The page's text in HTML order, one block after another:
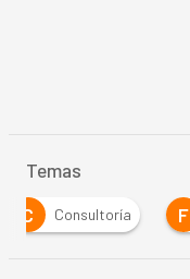
Temas
C
Consultoría F